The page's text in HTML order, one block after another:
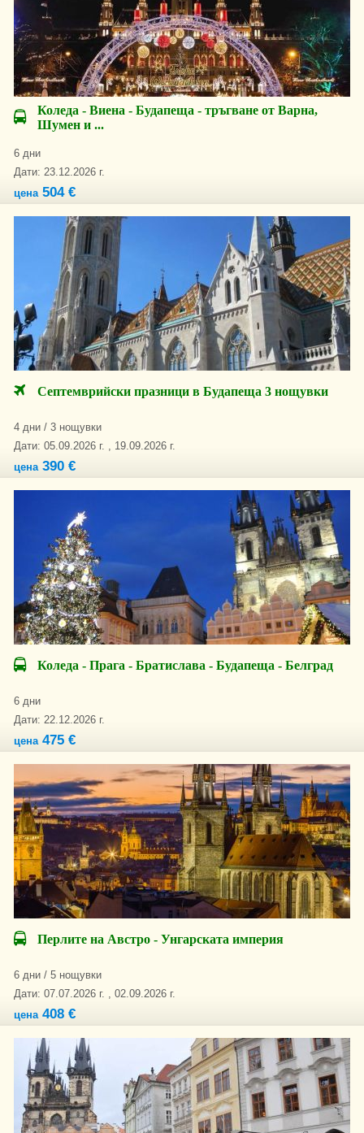
Коледа - Виена - Будапеща - тръгване от Варна,
Шумен и ...
6 дни
Дати: 23.12.2026 г.
цена504 €
Септемврийски празници в Будапеща 3 нощувки
4 дни / 3 нощувки
Дати: 05.09.2026 г. , 19.09.2026 г.
цена390 €
Коледа - Прага - Братислава - Будапеща - Белград
6 дни
Дати: 22.12.2026 г.
цена475 €
Перлите на Австро - Унгарската империя
6 дни / 5 нощувки
Дати: 07.07.2026 г. , 02.09.2026 г.
цена408 €